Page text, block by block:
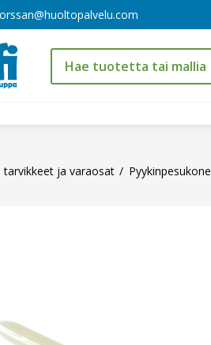
tarvikkeet ja varaosat Pyykinpesukone